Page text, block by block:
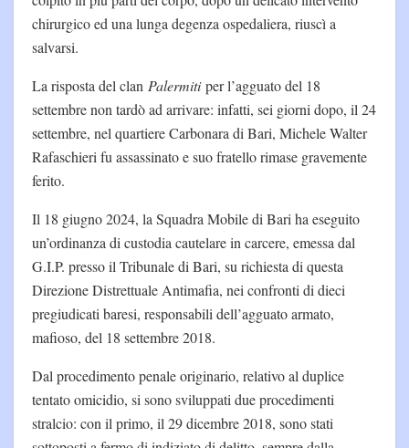
chirurgico ed una lunga degenza ospedaliera, riuscì a
salvarsi.
La risposta del clan Palermitiper l’agguato del 18
settembre non tardò ad arrivare: infatti, sei giorni dopo, il 24
settembre, nel quartiere Carbonara di Bari, Michele Walter
Rafaschieri fu assassinato e suo fratello rimase gravemente
ferito.
Il 18 giugno 2024, la Squadra Mobile di Bari ha eseguito
un’ordinanza di custodia cautelare in carcere, emessa dal
G.I.P. presso il Tribunale di Bari, su richiesta di questa
Direzione Distrettuale Antimafia, nei confronti di dieci
pregiudicati baresi, responsabili dell’agguato armato,
mafioso, del 18 settembre 2018.
Dal procedimento penale originario, relativo al duplice
tentato omicidio, si sono sviluppati due procedimenti
stralcio: con il primo, il 29 dicembre 2018, sono stati